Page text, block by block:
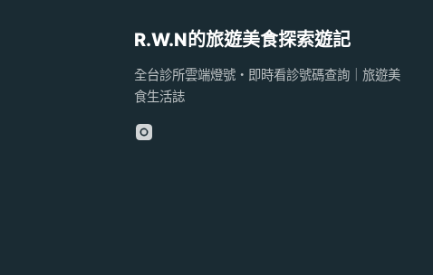
R.W.N的旅遊美食探索遊記
全台診所雲端燈號・即時看診號碼查詢｜旅遊美
食生活誌